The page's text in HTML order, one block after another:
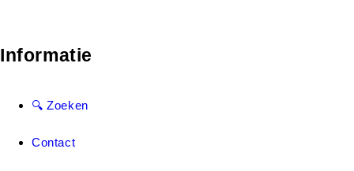
Informatie
🔍 Zoeken
Contact